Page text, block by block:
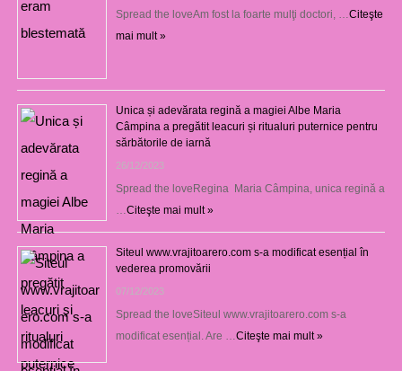
Spread the loveAm fost la foarte mulţi doctori, … Citeşte
mai mult »
Unica și adevărata regină a magiei Albe Maria
Câmpina a pregătit leacuri și ritualuri puternice pentru
sărbătorile de iarnă
26/12/2023
Spread the loveRegina Maria Câmpina, unica regină a
Citeşte mai mult »
Siteul www.vrajitoarero.com s-a modificat esențial în
vederea promovării
07/12/2023
Spread the loveSiteul www.vrajitoarero.com s-a
modificat esențial. Are … Citeşte mai mult »